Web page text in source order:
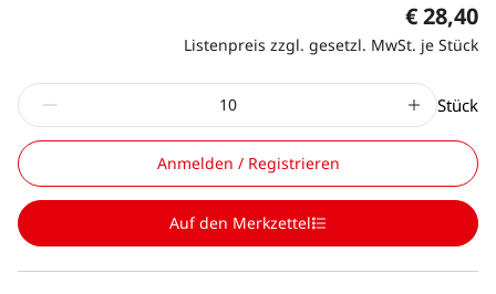
€ 28,40
Listenpreis zzgl. gesetzl. MwSt. je Stück
Stück
Anmelden / Registrieren
Auf den Merkzettel